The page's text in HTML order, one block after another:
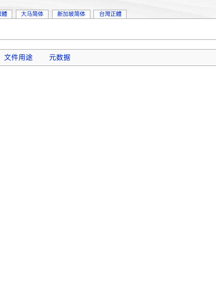
文件用途 元数据
體 大马简体 新加坡简体 台灣正體